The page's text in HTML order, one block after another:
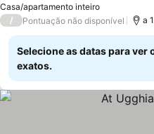
Casa/apartamento inteiro
/ Pontuação não disponível a
Selecione as datas para ver
exatos.